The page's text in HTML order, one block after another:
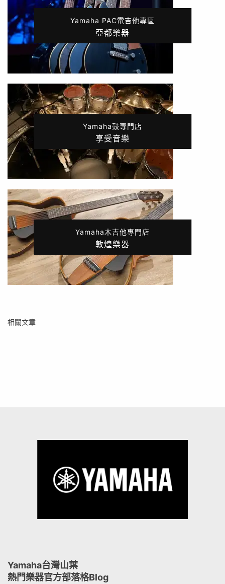
Yamaha PAC電吉他專區
亞都樂器
Yamaha鼓專門店
享受音樂
Yamaha木吉他專門店
敦煌樂器
相關文章
Yamaha台灣山葉
熱門樂器官方部落格Blog